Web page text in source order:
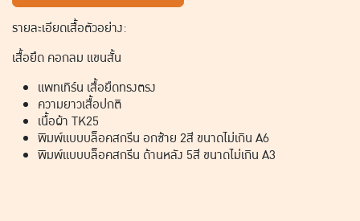
รายละเอียดเสื้อตัวอย่าง:
เสื้อยืด คอกลม แขนสั้น
แพทเทิร์น เสื้อยืดทรงตรง
ความยาวเสื้อปกติ
เนื้อผ้า TK25
พิมพ์แบบบล็อคสกรีน อกซ้าย 2สี ขนาดไม่เกิน A6
พิมพ์แบบบล็อคสกรีน ด้านหลัง 5สี ขนาดไม่เกิน A3